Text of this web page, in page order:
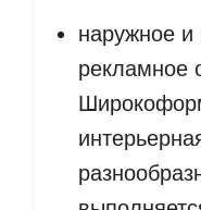
наружное и
рекламное